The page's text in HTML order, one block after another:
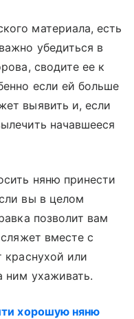
материала, есть
убедиться в
сводите ее к
если ей больше
выявить и, если
начавшееся
няню принести
вы в целом
позволит вам
вместе с
краснухой или
ним ухаживать.
хорошую няню